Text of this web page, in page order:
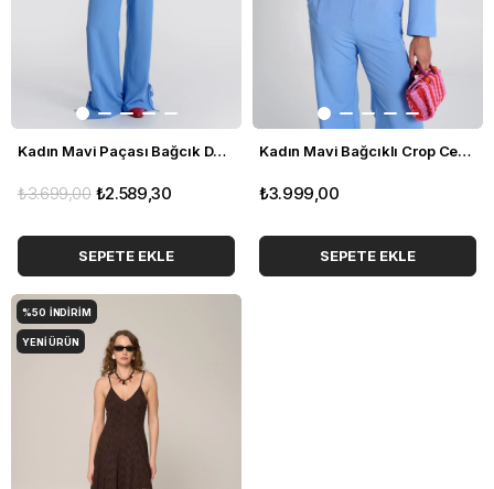
Kadın Mavi Paçası Bağcık Detaylı Pantolon
₺2.589,30
₺3.699,00
SEPETE EKLE
Kadın Mavi Bağcıklı Crop Ceket
₺3.999,00
SEPETE EKLE
%50 İNDIRIM
YENI ÜRÜN